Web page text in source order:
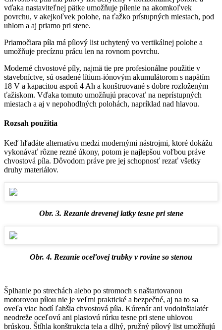
vďaka nastaviteľnej pätke umožňuje pílenie na akomkoľvek
povrchu, v akejkoľvek polohe, na ťažko prístupných miestach, pod
uhlom a aj priamo pri stene.
Priamočiara píla má pílový list uchytený vo vertikálnej polohe a
umožňuje precíznu prácu len na rovnom povrchu.
Moderné chvostové píly, najmä tie pre profesionálne použitie v
stavebníctve, sú osadené lítium-iónovým akumulátorom s napätím
18 V a kapacitou aspoň 4 Ah a konštruované s dobre rozloženým
ťažiskom. Vďaka tomuto umožňujú pracovať na neprístupných
miestach a aj v nepohodlných polohách, napríklad nad hlavou.
Rozsah použitia
Keď hľadáte alternatívu medzi modernými nástrojmi, ktoré dokážu
vykonávať rôzne rezné úkony, potom je najlepšou voľbou práve
chvostová píla. Dôvodom práve pre jej schopnosť rezať všetky
druhy materiálov.
Obr. 3. Rezanie drevenej latky tesne pri stene
Obr. 4. Rezanie oceľovej trubky v rovine so stenou
Šplhanie po strechách alebo po stromoch s naštartovanou
motorovou pílou nie je veľmi praktické a bezpečné, aj na to sa
oveľa viac hodí ľahšia chvostová píla. Kúrenár ani vodoinštalatér
neodreže oceľovú ani plastovú rúrku tesne pri stene uhlovou
brúskou. Štíhla konštrukcia tela a dlhý, pružný pílový list umožňujú